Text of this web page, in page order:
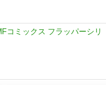
コミックス フラッパーシリ